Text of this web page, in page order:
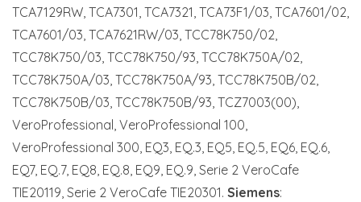
TCA7129RW, TCA7301, TCA7321, TCA73F1/03, TCA7601/02,
TCA7601/03, TCA7621RW/03, TCC78K750/02,
TCC78K750/03, TCC78K750/93, TCC78K750A/02,
TCC78K750A/03, TCC78K750A/93, TCC78K750B/02,
TCC78K750B/03, TCC78K750B/93, TCZ7003(00),
VeroProfessional, VeroProfessional 100,
VeroProfessional 300, EQ3, EQ.3, EQ5, EQ.5, EQ6, EQ.6,
EQ7, EQ.7, EQ8, EQ.8, EQ9, EQ.9, Serie 2 VeroCafe
TIE20119, Serie 2 VeroCafe TIE20301. Siemens: